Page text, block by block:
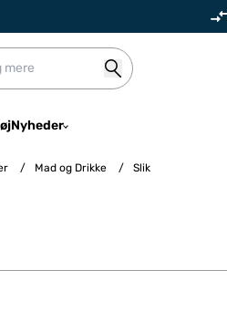
Nyheder
/ Mad og Drikke / Slik